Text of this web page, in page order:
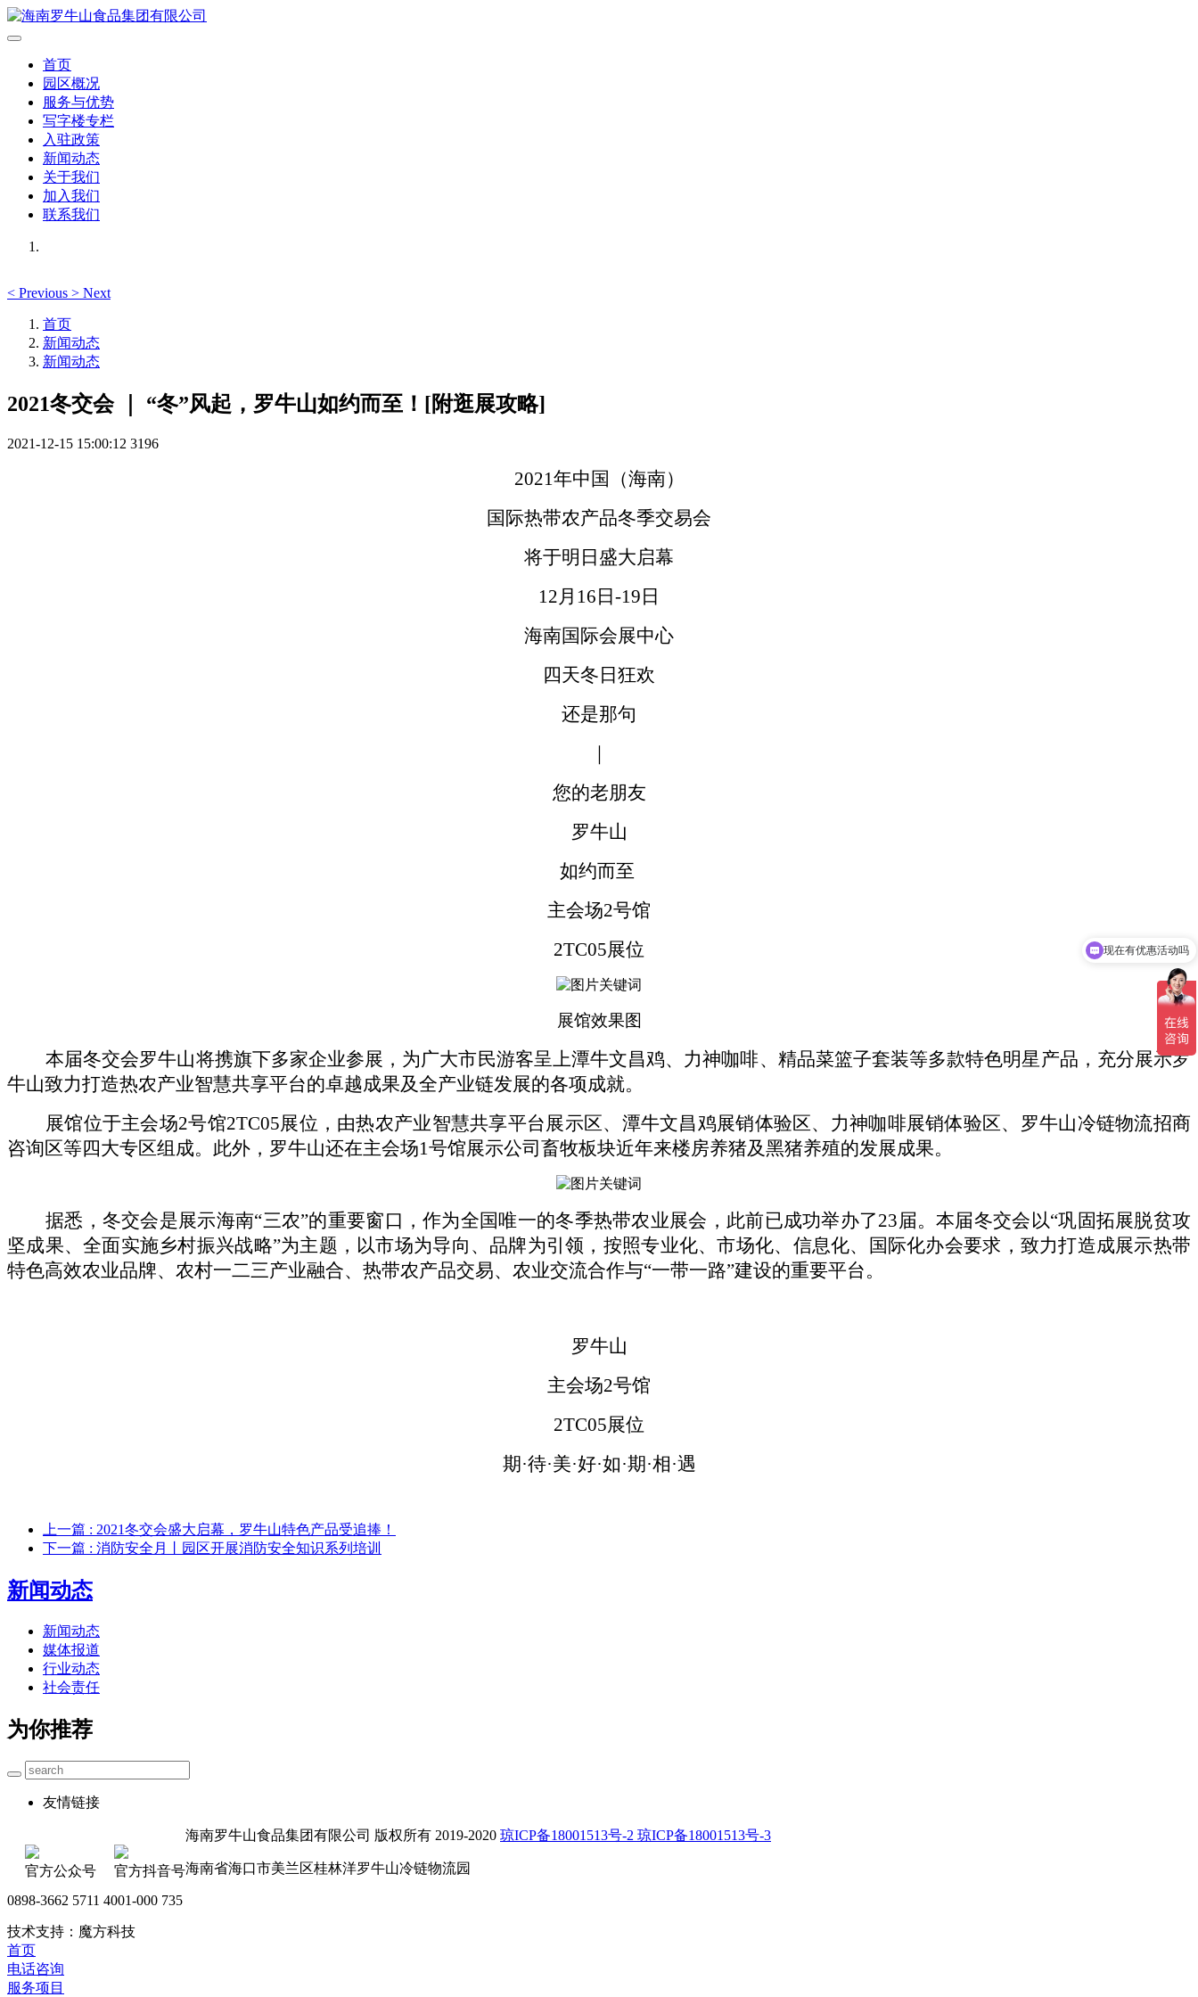
首页
园区概况
服务与优势
写字楼专栏
入驻政策
新闻动态
关于我们
加入我们
联系我们
< Previous > Next
首页
新闻动态
新闻动态
2021冬交会 ｜ “冬”风起，罗牛山如约而至！[附逛展攻略]
2021-12-15 15:00:12 3196
2021年中国（海南）
国际热带农产品冬季交易会
将于明日盛大启幕
12月16日-19日
海南国际会展中心
四天冬日狂欢
还是那句
｜
您的老朋友
罗牛山
如约而至
主会场2号馆
2TC05展位
展馆效果图
本届冬交会罗牛山将携旗下多家企业参展，为广大市民游客呈上潭牛文昌鸡、力神咖啡、精品菜篮子套装等多款特色明星产品，充分展示罗
牛山致力打造热农产业智慧共享平台的卓越成果及全产业链发展的各项成就。
展馆位于主会场2号馆2TC05展位，由热农产业智慧共享平台展示区、潭牛文昌鸡展销体验区、力神咖啡展销体验区、罗牛山冷链物流招商
咨询区等四大专区组成。此外，罗牛山还在主会场1号馆展示公司畜牧板块近年来楼房养猪及黑猪养殖的发展成果。
据悉，冬交会是展示海南“三农”的重要窗口，作为全国唯一的冬季热带农业展会，此前已成功举办了23届。本届冬交会以“巩固拓展脱贫攻
坚成果、全面实施乡村振兴战略”为主题，以市场为导向、品牌为引领，按照专业化、市场化、信息化、国际化办会要求，致力打造成展示热带
特色高效农业品牌、农村一二三产业融合、热带农产品交易、农业交流合作与“一带一路”建设的重要平台。
罗牛山
主会场2号馆
2TC05展位
期·待·美·好·如·期·相·遇
上一篇 : 2021冬交会盛大启幕，罗牛山特色产品受追捧！
下一篇 : 消防安全月丨园区开展消防安全知识系列培训
新闻动态
新闻动态
媒体报道
行业动态
社会责任
为你推荐
友情链接
官方公众号 官方抖音号
海南罗牛山食品集团有限公司 版权所有 2019-2020 琼ICP备18001513号-2 琼ICP备18001513号-3
海南省海口市美兰区桂林洋罗牛山冷链物流园
0898-3662 5711 4001-000 735
技术支持：魔方科技
首页
电话咨询
服务项目
现在有优惠活动吗